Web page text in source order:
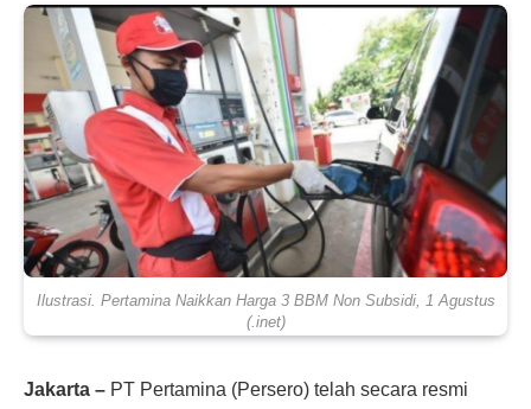
Ilustrasi. Pertamina Naikkan Harga 3 BBM Non Subsidi, 1 Agustus
(.inet)
Jakarta – PT Pertamina (Persero) telah secara resmi